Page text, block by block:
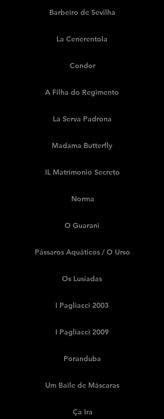
Barbeiro de Sevilha
La Cenerentola
Condor
A Filha do Regimento
La Serva Padrona
Madama Butterfly
IL Matrimonio Secreto
Norma
O Guarani
Pássaros Aquáticos / O Urso
Os Lusíadas
I Pagliacci 2003
I Pagliacci 2009
Poranduba
Um Baile de Máscaras
Ça Ira